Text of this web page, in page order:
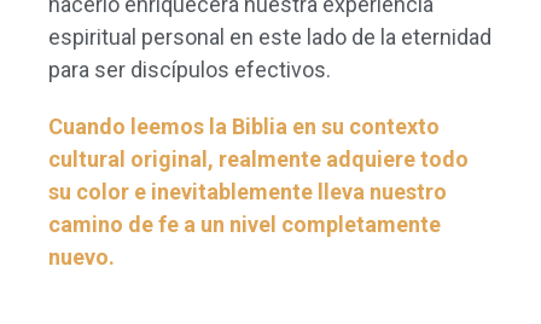
espiritual personal en este lado de la eternidad
para ser discípulos efectivos.
Cuando leemos la Biblia en su contexto
cultural original, realmente adquiere todo
su color e inevitablemente lleva nuestro
camino de fe a un nivel completamente
nuevo.